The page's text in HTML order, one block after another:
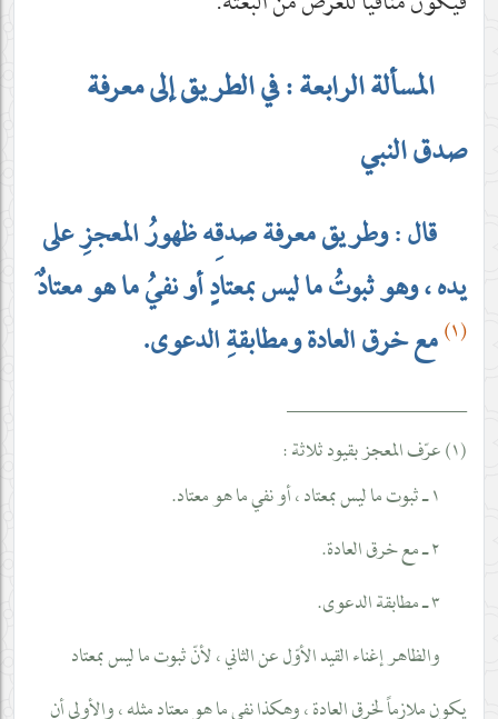
المسألة الرابعة : في الطريق إلى معرفة
صدق النبي
قال : وطريق معرفة صدقِه ظهورُ المعجزِ على
يده ، وهو ثبوتُ ما ليس بمعتادٍ أو نفيُ ما هو معتادٌ
(١) مع خرق العادة ومطابقةِ الدعوى.
__________________
(١) عرّف المعجز بقيود ثلاثة :
١ ـ ثبوت ما ليس بمعتاد ، أو نفي ما هو معتاد.
٢ ـ مع خرق العادة.
٣ ـ مطابقة الدعوى.
والظاهر إغناء القيد الأوّل عن الثاني ، لأنّ ثبوت ما ليس بمعتاد